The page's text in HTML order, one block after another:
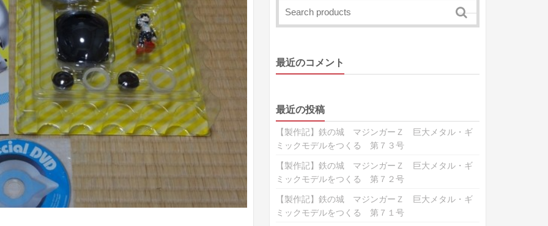
最近のコメント
最近の投稿
【製作記】鉄の城 マジンガーＺ 巨大メタル・ギ
ミックモデルをつくる 第７３号
【製作記】鉄の城 マジンガーＺ 巨大メタル・ギ
ミックモデルをつくる 第７２号
【製作記】鉄の城 マジンガーＺ 巨大メタル・ギ
ミックモデルをつくる 第７１号